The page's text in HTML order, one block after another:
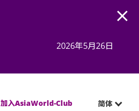
2026年5月26日
加入AsiaWorld-Club 简体